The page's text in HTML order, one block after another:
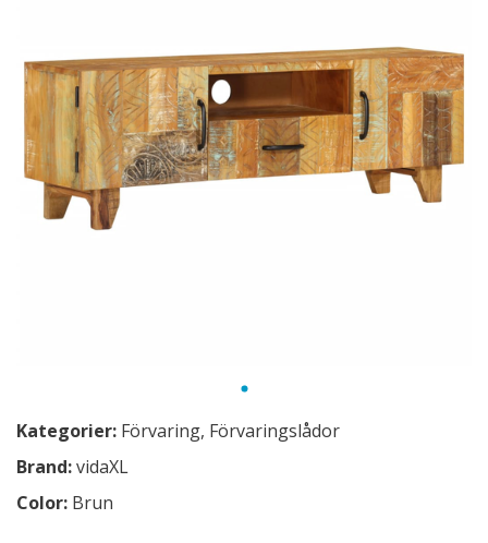
Kategorier: Förvaring, Förvaringslådor
Brand:vidaXL
Color: Brun